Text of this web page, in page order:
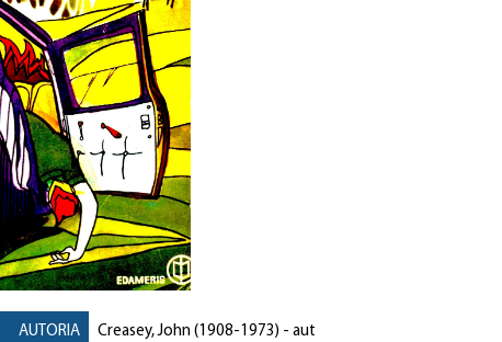
AUTORIA Creasey, John (1908-1973) - aut